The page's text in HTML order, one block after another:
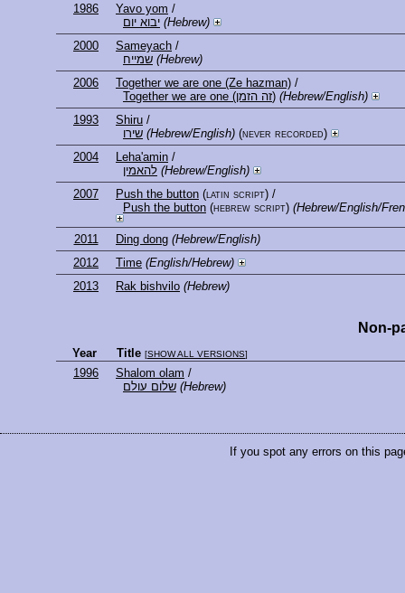
1986
Yavo yom /
יבוא יום (Hebrew)
2000
Sameyach /
שמייח (Hebrew)
2006
Together we are one (Ze hazman) /
Together we are one (זה הזמן) (Hebrew/English)
1993
Shiru /
שירו (Hebrew/English) (never recorded)
2004
Leha'amin /
להאמין (Hebrew/English)
2007
Push the button (latin script) /
Push the button (hebrew script) (Hebrew/English/
2011 Ding dong (Hebrew/English)
2012
Time (English/Hebrew)
2013
Rak bishvilo (Hebrew)
Non-
Year Title [SHOW ALL VERSIONS]
1996 Shalom olam /
שלום עולם (Hebrew)
If you spot any errors on this